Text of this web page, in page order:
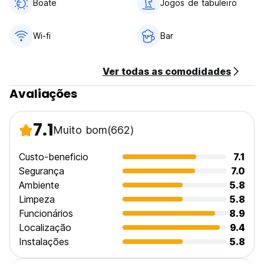
- esta propriedade poderá pré-autorizar o seu cartão antes
Check-in das 14h00 às 21h00 .
Sem toque de recolher.
Aceita animais de estimação.
Adequado para crianças.
Depósito da chave - 200 CZK / 10 EUR.
Não fumante.
estar acompanhados por um adulto. (Auto-translated from
original language)
Boate Jogos de tabuleiro
Wi-fi Bar
Ver todas as comodidades
Avaliações
7.1Muito bom(662)
Custo-beneficio
7.1
Segurança
7.0
Ambiente
5.8
Limpeza
5.8
Funcionários
8.9
Localização
9.4
Instalações
5.8